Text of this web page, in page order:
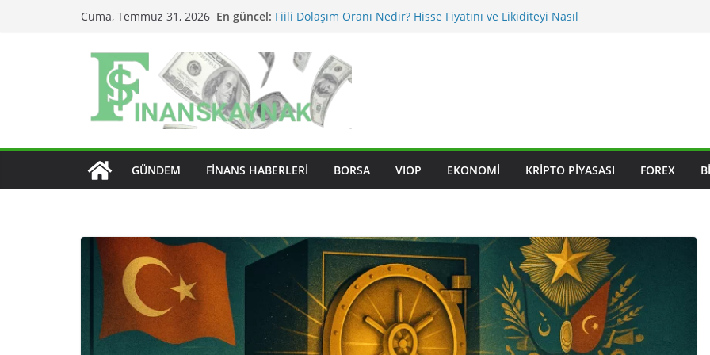
Cuma, Temmuz 31, 2026 En güncel: Fiili Dolaşım Oranı Nedir? Hisse Fiyatını ve Likiditeyi Nasıl
MSCI Endeks Değişiklikleri BIST Hisselerini Nasıl Etkiler?
BIST Endeks Değişiklikleri Hisseleri Nasıl Etkiler?
BIST Sektör Endeksleri Nedir? Sektörel Rotasyon Nasıl Takip
Edilir?
GÜNDEM FINANS HABERLERI BORSA VIOP EKONOMI KRIPTO PIYASASI FOREX